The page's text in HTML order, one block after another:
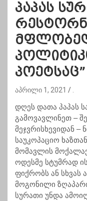
პაპას
პოეტსაც”
აპრილი 1, 2021
დღეს დათა პაპას
გამოვავლინეთ –
მეჯვრისხევიდან –
საუკოპაციო
მომავლის
ოდესმე სტუმრად
ფიქრობს ან სხვას
მოგონილი
სურათი უნდა